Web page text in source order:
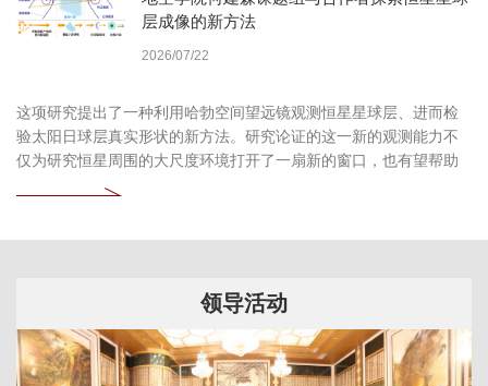
层成像的新方法
2026/07/22
这项研究提出了一种利用哈勃空间望远镜观测恒星星球层、进而检
验太阳日球层真实形状的新方法。研究论证的这一新的观测能力不
仅为研究恒星周围的大尺度环境打开了一扇新的窗口，也有望帮助
我们更加深入地认识自身所处的太阳系环境。
领导活动